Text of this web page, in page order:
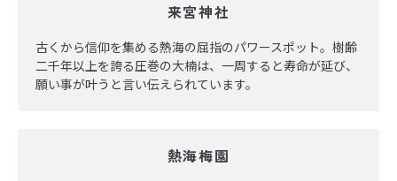
来宮神社
古くから信仰を集める熱海の屈指のパワースポット。樹齢
二千年以上を誇る圧巻の大楠は、一周すると寿命が延び、
願い事が叶うと言い伝えられています。
熱海梅園